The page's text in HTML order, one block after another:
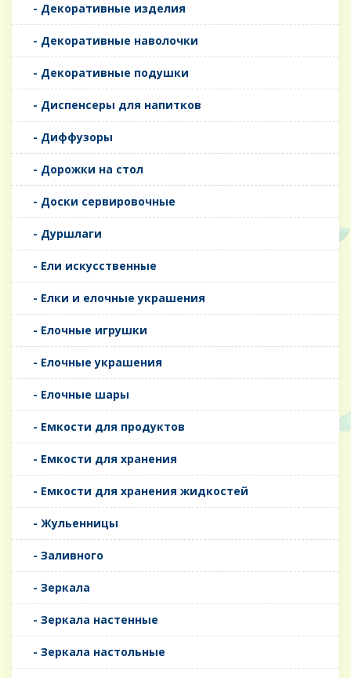
- Декоративные изделия
- Декоративные наволочки
- Декоративные подушки
- Диспенсеры для напитков
- Диффузоры
- Дорожки на стол
- Доски сервировочные
- Дуршлаги
- Ели искусственные
- Елки и елочные украшения
- Елочные игрушки
- Елочные украшения
- Елочные шары
- Емкости для продуктов
- Емкости для хранения
- Емкости для хранения жидкостей
- Жульенницы
- Заливного
- Зеркала
- Зеркала настенные
- Зеркала настольные